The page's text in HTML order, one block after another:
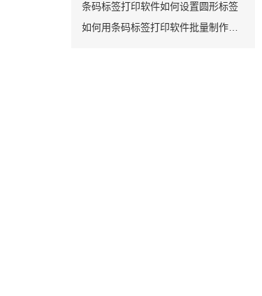
条码标签打印软件如何设置圆形标签